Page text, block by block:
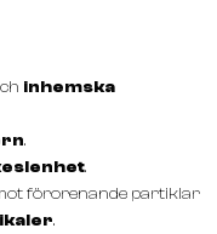
inhemska
.
.
förorenande partiklar
.